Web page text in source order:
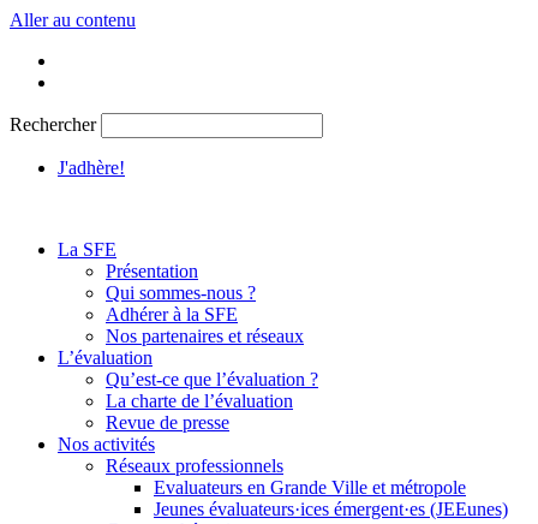
Aller au contenu
Rechercher
J'adhère!
La SFE
Présentation
Qui sommes-nous ?
Adhérer à la SFE
Nos partenaires et réseaux
L’évaluation
Qu’est-ce que l’évaluation ?
La charte de l’évaluation
Revue de presse
Nos activités
Réseaux professionnels
Evaluateurs en Grande Ville et métropole
Jeunes évaluateurs·ices émergent·es (JEEunes)